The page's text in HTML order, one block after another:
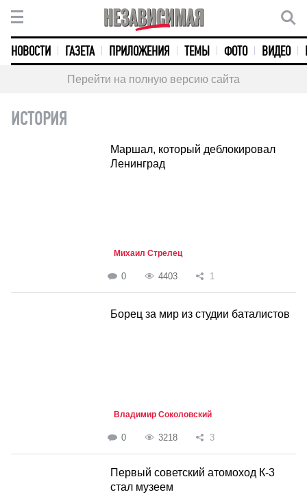
НОВОСТИ ГАЗЕТА ПРИЛОЖЕНИЯ ТЕМЫ ФОТО ВИДЕО
Перейти на полную версию сайта
ИСТОРИЯ
Маршал, который деблокировал
Ленинград
Михаил Стрелец
0 4403 1
Борец за мир из студии баталистов
Владимир Соколовский
0 3218 3
Первый советский атомоход К-3
стал музеем